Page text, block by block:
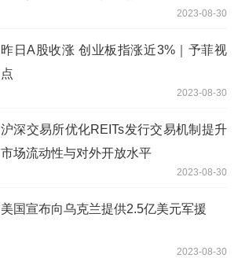
2023-08-30
昨日A股收涨 创业板指涨近3%｜予菲视
点
2023-08-30
沪深交易所优化REITs发行交易机制提升
市场流动性与对外开放水平
2023-08-30
美国宣布向乌克兰提供2.5亿美元军援
2023-08-30